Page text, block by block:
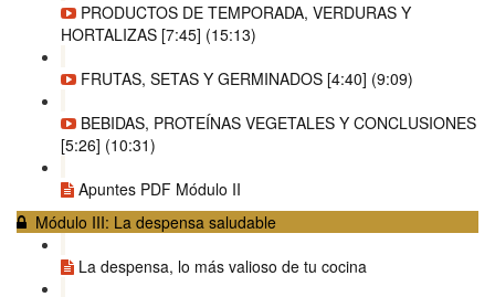
PRODUCTOS DE TEMPORADA, VERDURAS Y
HORTALIZAS [7:45] (15:13)
FRUTAS, SETAS Y GERMINADOS [4:40] (9:09)
BEBIDAS, PROTEÍNAS VEGETALES Y CONCLUSIONES
[5:26] (10:31)
Apuntes PDF Módulo II
Módulo III: La despensa saludable
La despensa, lo más valioso de tu cocina